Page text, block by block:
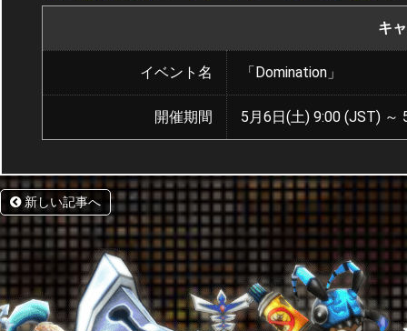
キ
イベント名 「Domination」
開催期間 5月6日(土) 9:00 (JST) ～
新しい記事へ